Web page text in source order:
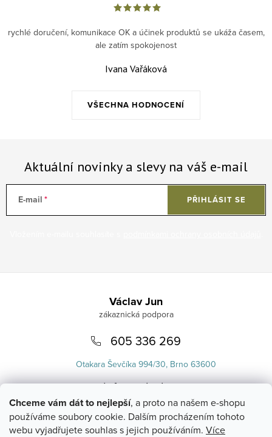
Chceme vám dát to nejlepší, a proto na našem e-shopu
používáme soubory cookie. Dalším procházením tohoto
webu vyjadřujete souhlas s jejich používáním. Více
VŠECHNA HODNOCENÍ
rychlé doručení, komunikace OK a účinek produktů se ukáža časem,
ale zatím spokojenost
Ivana Vařáková
Aktuální novinky a slevy na váš e-mail
E-mail PŘIHLÁSIT SE
Václav Jun
605 336 269
Otakara Ševčíka 994/30, Brno 63600
info@uvlasku.cz